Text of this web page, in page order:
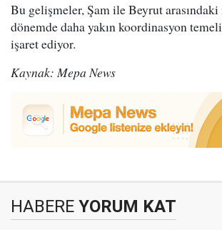
Bu gelişmeler, Şam ile Beyrut
dönemde daha yakın koordinasyon
işaret ediyor.
Kaynak: Mepa News
HABERE YORUM KAT